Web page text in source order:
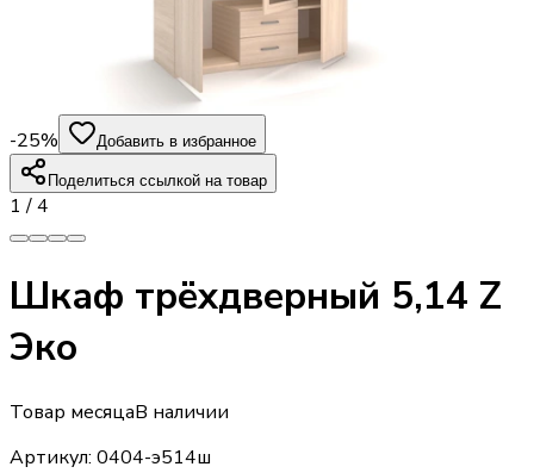
-25% Добавить в избранное
Поделиться ссылкой на товар
1 /4
Шкаф трёхдверный 5,14 Z
Эко
Товар месяцаВ наличии
Артикул: 0404-э514ш